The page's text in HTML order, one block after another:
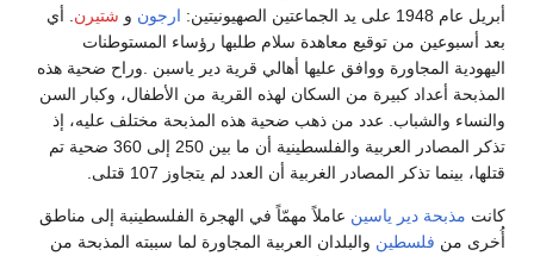
ارجونوشتيرن. أي
من توقيع معاهدة سلام طلبها رؤساء المستوطنات
المجاورة ووافق عليها أهالي قرية دير ياسبن .وراح ضحية هذه
كبيرة من السكان لهذه القرية من الأطفال، وكبار السن
عدد من ذهب ضحية هذه المذبحة مختلف عليه، إذ
تذكر المصادر العربية والفلسطينية أن ما بين 250 إلى 360 ضحية تم
تذكر المصادر الغربية أن العدد لم يتجاوز 107 قتلى.
دير ياسينعاملاً مهمّاً في الهجرة الفلسطينبة إلى مناطق
فلسطين والبلدان العربية المجاورة لما سببته المذبحة من